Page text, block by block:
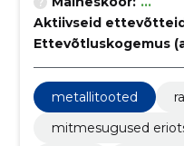
Aktiivseid
Ettevõtluskogemus
metallitooted
mitmesugused